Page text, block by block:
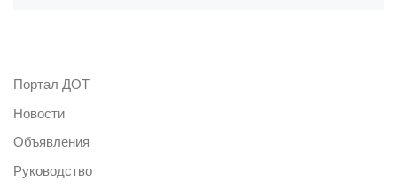
Портал ДОТ
Новости
Объявления
Руководство